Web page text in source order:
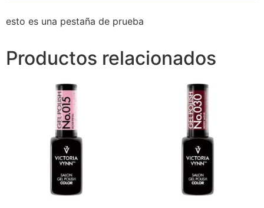
esto es una pestaña de prueba
Productos relacionados